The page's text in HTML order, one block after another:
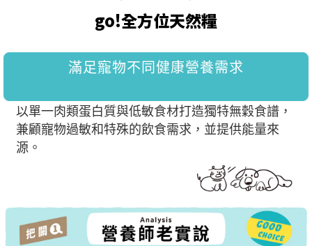
go!全方位天然糧
滿足寵物不同健康營養需求
以單一肉類蛋白質與低敏食材打造獨特無穀食譜，
兼顧寵物過敏和特殊的飲食需求，並提供能量來
源。